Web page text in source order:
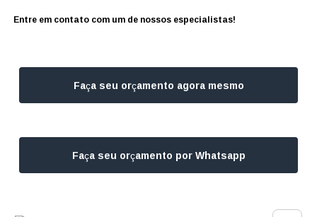
Entre em contato com um de nossos especialistas!
Faça seu orçamento agora mesmo
Faça seu orçamento por Whatsapp